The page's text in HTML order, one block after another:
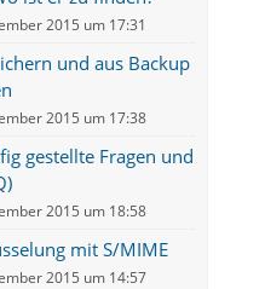
2015 um 17:31
und aus Backup
2015 um 17:38
gestellte Fragen und
2015 um 18:58
mit S/MIME
2015 um 14:57